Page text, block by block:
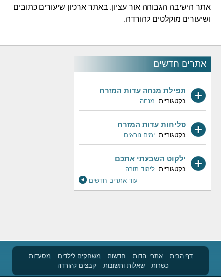
אתרים חדשים
תפילת מנחה עדות המזרח
בקטגוריית: מנחה
סליחות עדות המזרח
בקטגוריית: ימים נוראים
ילקוט השבעתי אתכם
בקטגוריית: לימוד תורה
עוד אתרים חדשים
אתר הישיבה הגבוהה אור עציון. באתר ארכיון שיעורים כתובים
ושיעורים מוקלטים להורדה.
דף הבית אתרי יהדות חדשות משחקים לילדים
מסעדות
כשרות
שאלות ותשובות קבצים להורדה